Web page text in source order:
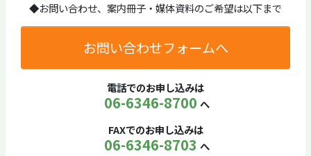
◆お問い合わせ、案内冊子・媒体資料のご希望は以下まで
お問い合わせフォームへ
電話でのお申し込みは
06-6346-8700 へ
FAXでのお申し込みは
06-6346-8703 へ